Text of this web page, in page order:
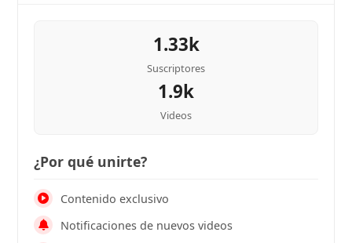
1.33k
Suscriptores
1.9k
Videos
¿Por qué unirte?
Contenido exclusivo
Notificaciones de nuevos videos